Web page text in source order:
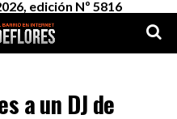
edición Nº 5816
a un DJ de